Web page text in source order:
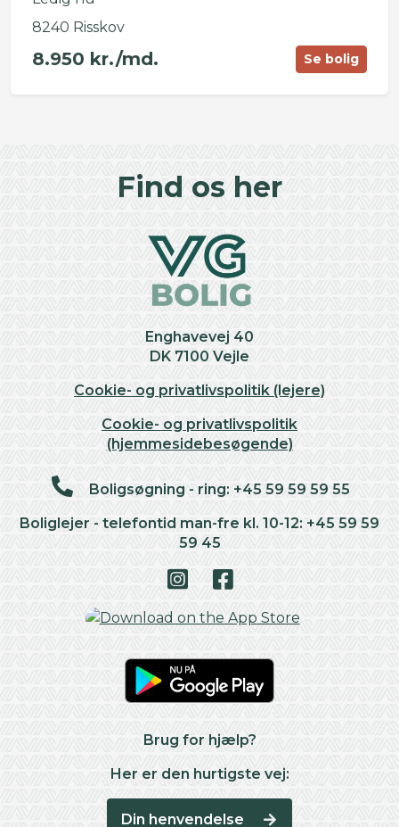
8240 Risskov
8.950 kr./md. Se bolig
Find os her
Enghavevej 40
DK 7100 Vejle
Cookie- og privatlivspolitik (lejere)
Cookie- og privatlivspolitik
(hjemmesidebesøgende)
Boligsøgning - ring: +45 59 59 59 55
Boliglejer - telefontid man-fre kl. 10-12: +45 59 59
59 45
Brug for hjælp?
Her er den hurtigste vej:
Din henvendelse